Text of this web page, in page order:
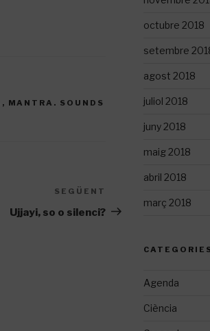
, MANTRA. SOUNDS
següent
SEGÜENT
Ujjayi, so o silenci?
octubre 2018
setembre
agost 2018
juliol 2018
juny 2018
maig 2018
abril 2018
març 2018
Agenda
Ciència